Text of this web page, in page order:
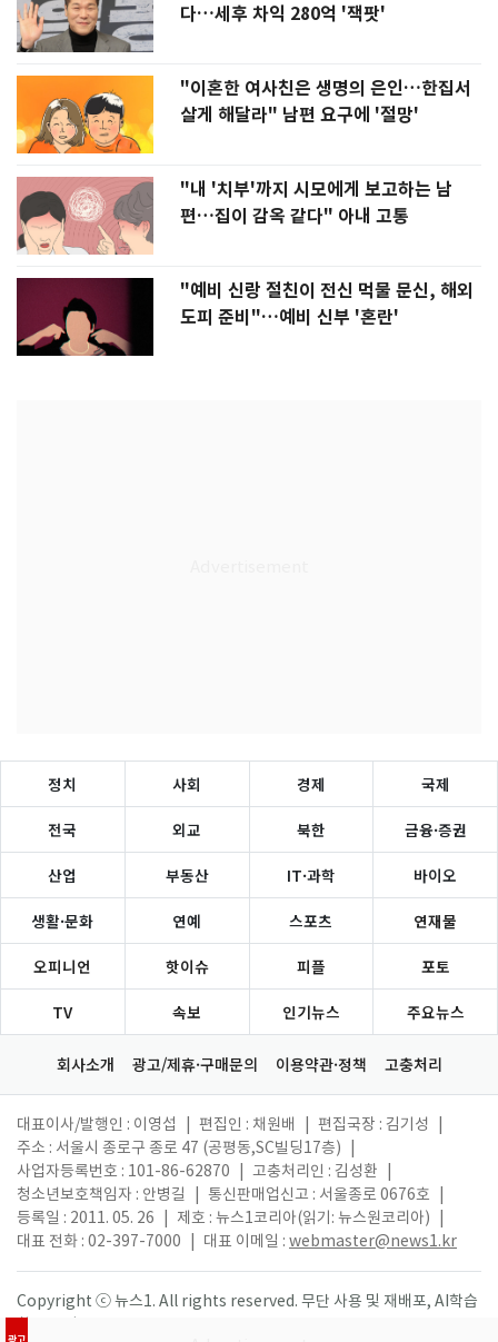
다…세후 차익 280억 '잭팟'
"이혼한 여사친은 생명의 은인…한집서
살게 해달라" 남편 요구에 '절망'
"내 '치부'까지 시모에게 보고하는 남
편…집이 감옥 같다" 아내 고통
"예비 신랑 절친이 전신 먹물 문신, 해외
도피 준비"…예비 신부 '혼란'
정치 사회 경제 국제
전국 외교 북한 금융·증권
산업 부동산 IT·과학 바이오
생활·문화 연예 스포츠 연재물
오피니언 핫이슈 피플 포토
TV 속보 인기뉴스 주요뉴스
회사소개 광고/제휴·구매문의 이용약관·정책 고충처리
대표이사/발행인 : 이영섭 편집인 : 채원배 편집국장 : 김기성
주소 : 서울시 종로구 종로 47 (공평동,SC빌딩17층)
사업자등록번호 : 101-86-62870
고충처리인 : 김성환
청소년보호책임자 : 안병길
통신판매업신고 : 서울종로 0676호
등록일 : 2011. 05. 26
제호 : 뉴스1코리아(읽기: 뉴스원코리아)
대표 전화 : 02-397-7000
대표 이메일 : webmaster@news1.kr
Copyright ⓒ 뉴스1. All rights reserved. 무단 사용 및 재배포, AI학습
활용 금지.